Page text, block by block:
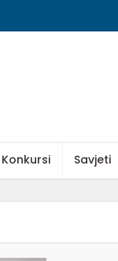
Konkursi Savjeti